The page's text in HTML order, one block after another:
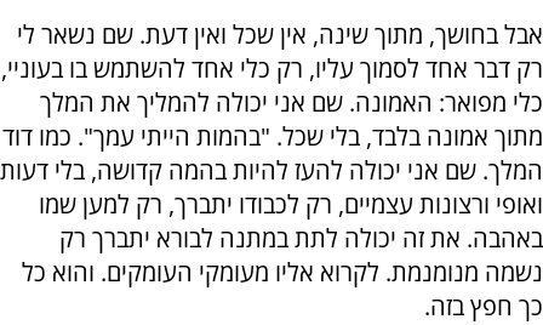
אבל בחושך, מתוך שינה, אין שכל ואין דעת. שם נשאר לי
רק דבר אחד לסמוך עליו, רק כלי אחד להשתמש בו בעוניי,
כלי מפואר: האמונה. שם אני יכולה להמליך את המלך
מתוך אמונה בלבד, בלי שכל. "בהמות הייתי עמך". כמו דוד
המלך. שם אני יכולה להעז להיות בהמה קדושה, בלי דעות
ואופי ורצונות עצמיים, רק לכבודו יתברך, רק למען שמו
באהבה. את זה יכולה לתת במתנה לבורא יתברך רק
נשמה מנומנמת. לקרוא אליו מעומקי העומקים. והוא כל
כך חפץ בזה.